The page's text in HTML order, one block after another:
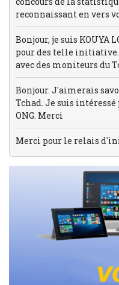
reconnaissant en vers
Bonjour, je suis KOUYA
pour des telle
avec des moniteurs du
Bonjour. J'aimerais
Tchad. Je suis
ONG. Merci
Merci pour le relais